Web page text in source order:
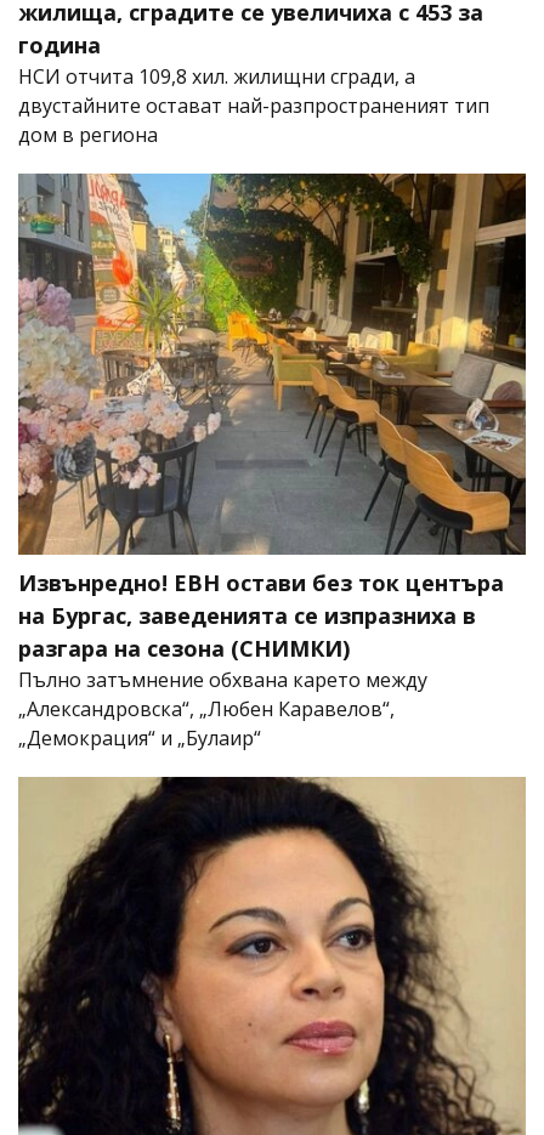
жилища, сградите се увеличиха с 453 за
година
НСИ отчита 109,8 хил. жилищни сгради, а
двустайните остават най-разпространеният тип
дом в региона
Извънредно! ЕВН остави без ток центъра
на Бургас, заведенията се изпразниха в
разгара на сезона (СНИМКИ)
Пълно затъмнение обхвана карето между
„Александровска“, „Любен Каравелов“,
„Демокрация“ и „Булаир“